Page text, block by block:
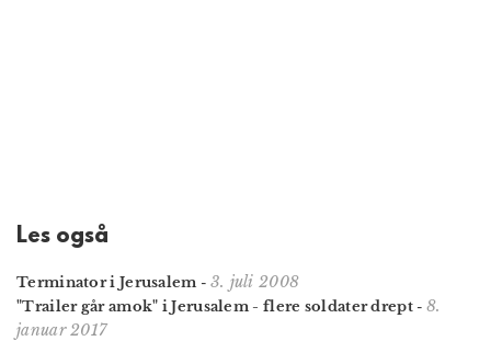
Les også
Terminator i Jerusalem - 3. juli 2008
"Trailer går amok" i Jerusalem - flere soldater drept- 8.
januar 2017